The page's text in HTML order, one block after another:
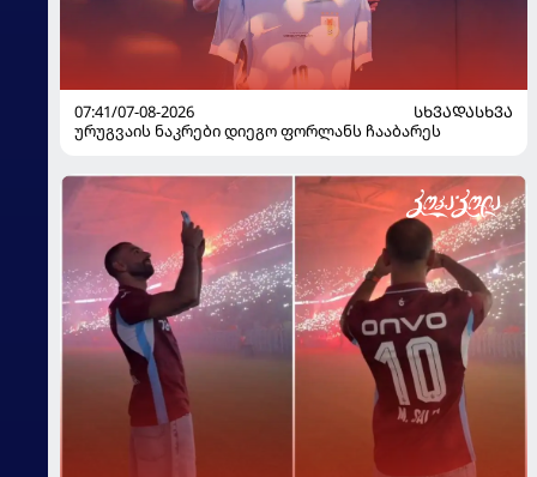
07:41/07-08-2026
ᲡᲮᲕᲐᲓᲐᲡᲮᲕᲐ
ურუგვაის ნაკრები დიეგო ფორლანს ჩააბარეს